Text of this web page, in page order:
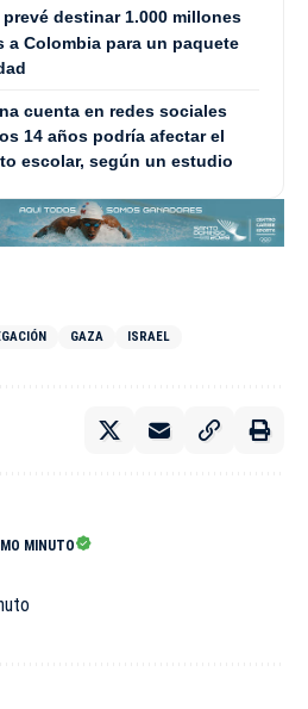
prevé destinar 1.000 millones
a Colombia para un paquete
cuenta en redes sociales
14 años podría afectar el
escolar, según un estudio
GAZA ISRAEL
MINUTO